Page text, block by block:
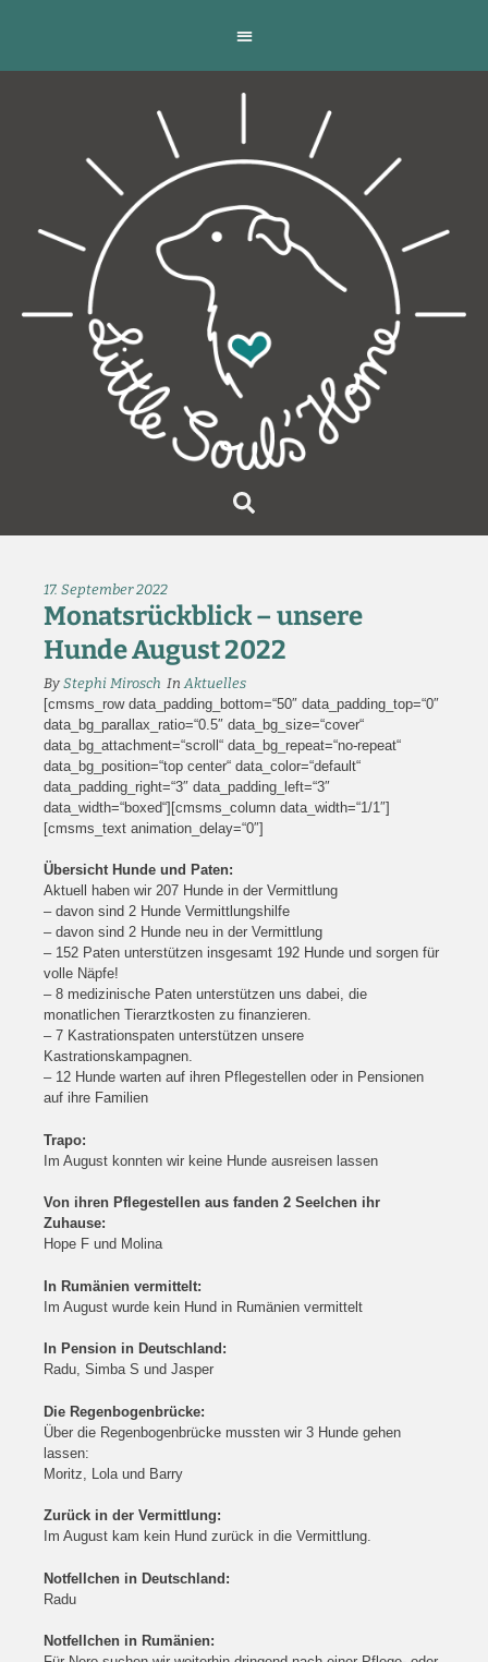
17. September 2022
Monatsrückblick – unsere
Hunde August 2022
By Stephi Mirosch In Aktuelles
[cmsms_row data_padding_bottom=“50″ data_padding_top=“0″
data_bg_parallax_ratio=“0.5″ data_bg_size=“cover“
data_bg_attachment=“scroll“ data_bg_repeat=“no-repeat“
data_bg_position=“top center“ data_color=“default“
data_padding_right=“3″ data_padding_left=“3″
data_width=“boxed“][cmsms_column data_width=“1/1″]
[cmsms_text animation_delay=“0″]
Übersicht Hunde und Paten:
Aktuell haben wir 207 Hunde in der Vermittlung
– davon sind 2 Hunde Vermittlungshilfe
– davon sind 2 Hunde neu in der Vermittlung
– 152 Paten unterstützen insgesamt 192 Hunde und sorgen für
volle Näpfe!
– 8 medizinische Paten unterstützen uns dabei, die
monatlichen Tierarztkosten zu finanzieren.
– 7 Kastrationspaten unterstützen unsere
Kastrationskampagnen.
– 12 Hunde warten auf ihren Pflegestellen oder in Pensionen
auf ihre Familien
Trapo:
Im August konnten wir keine Hunde ausreisen lassen
Von ihren Pflegestellen aus fanden 2 Seelchen ihr
Zuhause:
Hope F und Molina
In Rumänien vermittelt:
Im August wurde kein Hund in Rumänien vermittelt
In Pension in Deutschland:
Radu, Simba S und Jasper
Die Regenbogenbrücke:
Über die Regenbogenbrücke mussten wir 3 Hunde gehen
lassen:
Moritz, Lola und Barry
Zurück in der Vermittlung:
Im August kam kein Hund zurück in die Vermittlung.
Notfellchen in Deutschland:
Radu
Notfellchen in Rumänien: